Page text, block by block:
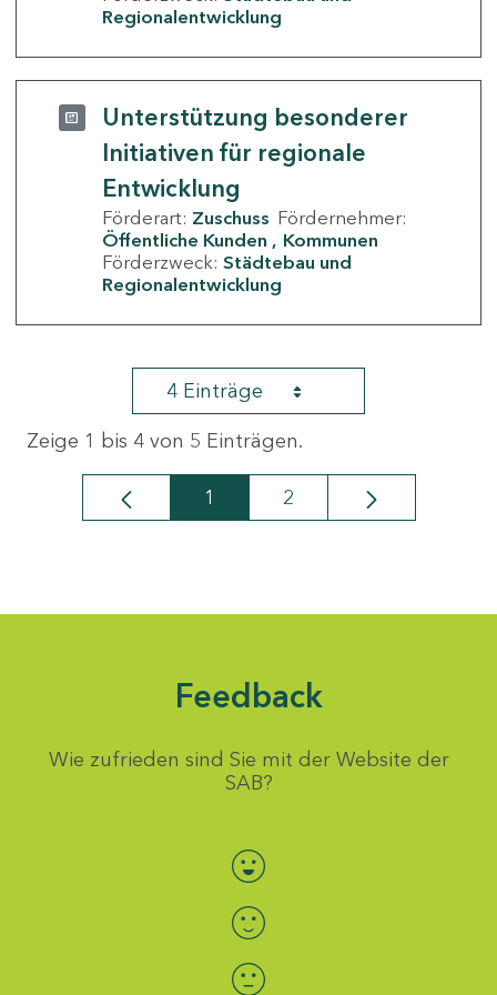
Regionalentwicklung
Unterstützung besonderer
Initiativen für regionale
Entwicklung
Förderart: Zuschuss Fördernehmer:
Öffentliche Kunden
Kommunen
Förderzweck: Städtebau und
Regionalentwicklung
4 Einträge
Zeige 1 bis 4 von 5 Einträgen.
Seite
1 Seite
2
Feedback
Wie zufrieden sind Sie mit der Website der
SAB?
Bewertung auswählen